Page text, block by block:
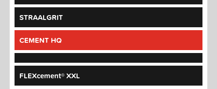
STRAALGRIT
CEMENT HQ
FLEXcement® XXL